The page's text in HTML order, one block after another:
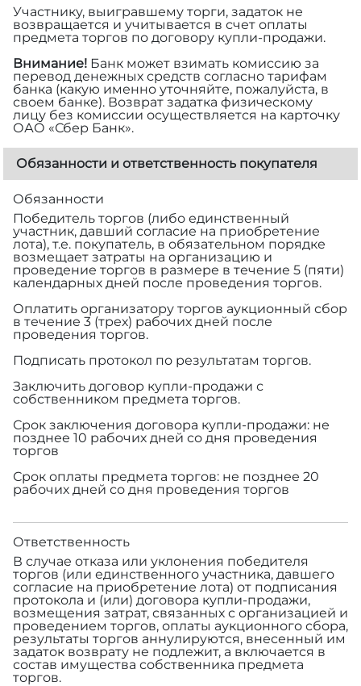
Участнику, выигравшему торги, задаток не
возвращается и учитывается в счет оплаты
предмета торгов по договору купли-продажи.
Внимание! Банк может взимать комиссию за
перевод денежных средств согласно тарифам
банка (какую именно уточняйте, пожалуйста, в
своем банке). Возврат задатка физическому
лицу без комиссии осуществляется на карточку
ОАО «Сбер Банк».
Обязанности и ответственность покупателя
Обязанности
Победитель торгов (либо единственный
участник, давший согласие на приобретение
лота), т.е. покупатель, в обязательном порядке
возмещает затраты на организацию и
проведение торгов в размере в течение 5 (пяти)
календарных дней после проведения торгов.
Оплатить организатору торгов аукционный сбор
в течение 3 (трех) рабочих дней после
проведения торгов.
Подписать протокол по результатам торгов.
Заключить договор купли-продажи с
собственником предмета торгов.
Срок заключения договора купли-продажи: не
позднее 10 рабочих дней со дня проведения
торгов
Срок оплаты предмета торгов: не позднее 20
рабочих дней со дня проведения торгов
Ответственность
В случае отказа или уклонения победителя
торгов (или единственного участника, давшего
согласие на приобретение лота) от подписания
протокола и (или) договора купли-продажи,
возмещения затрат, связанных с организацией и
проведением торгов, оплаты аукционного сбора,
результаты торгов аннулируются, внесенный им
задаток возврату не подлежит, а включается в
состав имущества собственника предмета
торгов.